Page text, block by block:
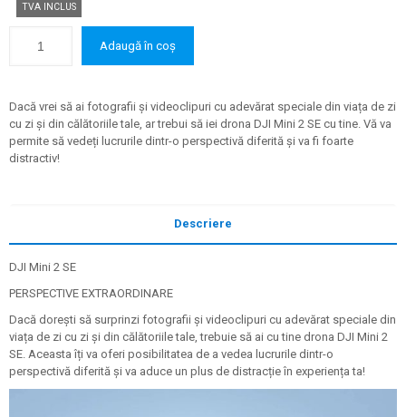
TVA INCLUS
Adaugă în coș
Dacă vrei să ai fotografii și videoclipuri cu adevărat speciale din viața de zi
cu zi și din călătoriile tale, ar trebui să iei drona DJI Mini 2 SE cu tine. Vă va
permite să vedeți lucrurile dintr-o perspectivă diferită și va fi foarte
distractiv!
Descriere
DJI Mini 2 SE
PERSPECTIVE EXTRAORDINARE
Dacă dorești să surprinzi fotografii și videoclipuri cu adevărat speciale din
viața de zi cu zi și din călătoriile tale, trebuie să ai cu tine drona DJI Mini 2
SE. Aceasta îți va oferi posibilitatea de a vedea lucrurile dintr-o
perspectivă diferită și va aduce un plus de distracție în experiența ta!